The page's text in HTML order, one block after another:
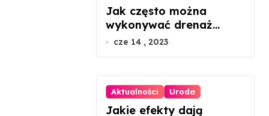
Jak często można
wykonywać drenaż
limfatyczny twarzy?
cze 14 , 2023
Aktualności Uroda
Jakie efekty dają